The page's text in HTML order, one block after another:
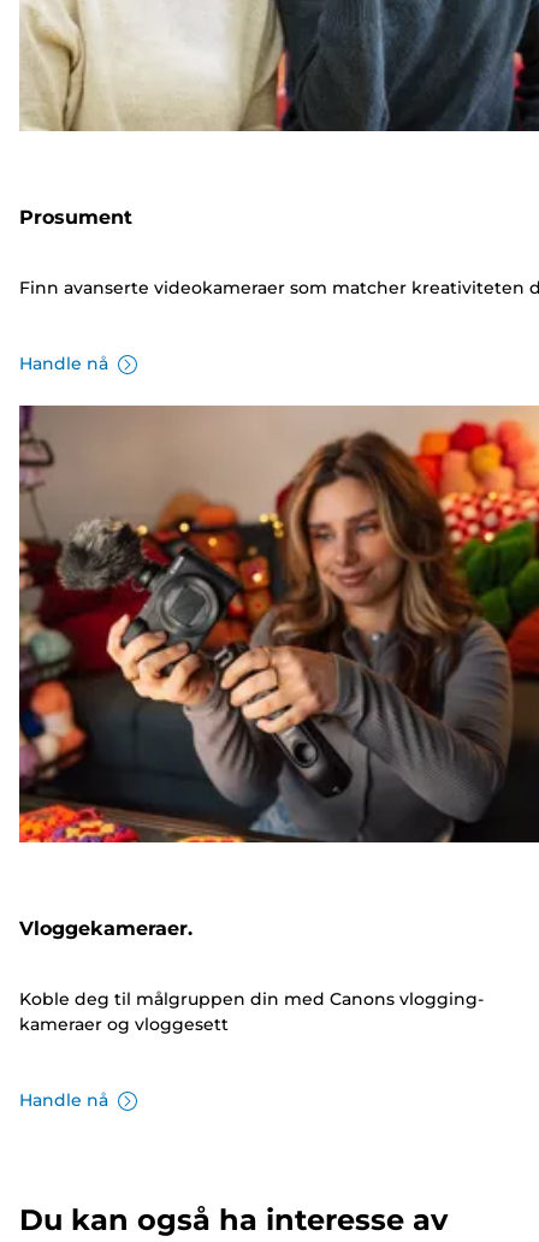
Prosument
Finn avanserte videokameraer som matcher kreativiteten
Handle nå
Vloggekameraer.
Koble deg til målgruppen din med Canons vlogging-
kameraer og vloggesett
Handle nå
Du kan også ha interesse av